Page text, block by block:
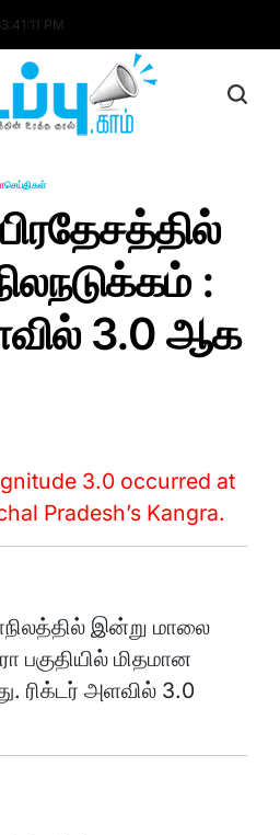
3:41:12 PM
செய்திகள்
:
3.0 ஆக
3.0 occurred at
Pradesh’s Kangra.
இன்று மாலை
பகுதியில் மிதமான
ரிக்டர் அளவில் 3.0